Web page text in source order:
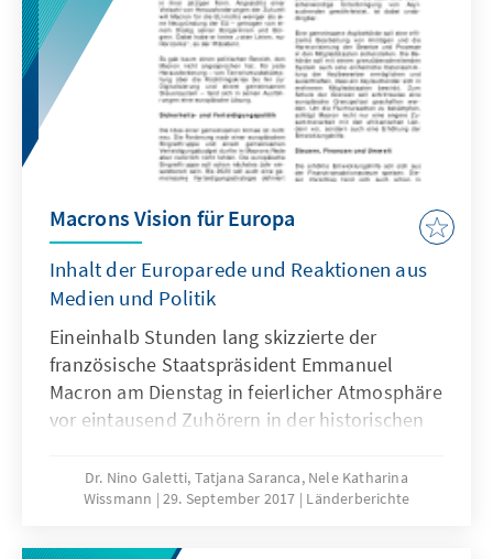
Macrons Vision für Europa
Inhalt der Europarede und Reaktionen aus
Medien und Politik
Eineinhalb Stunden lang skizzierte der
französische Staatspräsident Emmanuel
Macron am Dienstag in feierlicher Atmosphäre
vor eintausend Zuhörern in der historischen
einem neuen Europa.
Dr. Nino Galetti, Tatjana Saranca, Nele Katharina
Wissmann
29. September 2017 Länderberichte